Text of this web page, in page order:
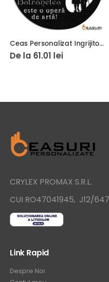
Ceas Personalizat Ingrijitoare Varstnici
lei
CRYLEX PROMAX S.R.L.
CUI RO47041945, J12/
Link Rapid
Despre Noi